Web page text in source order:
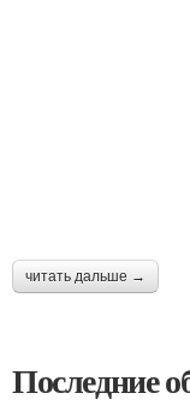
читать дальше →
Последние